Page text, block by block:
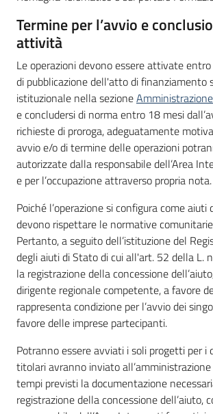
Termine per l’avvio e
attività
Le operazioni devono essere attivate
di pubblicazione dell'atto di finanziamento
istituzionale nella sezione
e concludersi di norma entro 18 mesi
richieste di proroga, adeguatamente
avvio e/o di termine delle operazioni
autorizzate dalla responsabile dell’Area
e per l’occupazione attraverso propria nota.
Poiché l’operazione si configura come aiuti
devono rispettare le normative
Pertanto, a seguito dell’istituzione del
degli aiuti di Stato di cui all'art. 52 della L.
la registrazione della concessione
dirigente regionale competente, a favore
rappresenta condizione per l’avvio dei
favore delle imprese partecipanti.
Potranno essere avviati i soli progetti per i
titolari avranno inviato
tempi previsti la documentazione
registrazione della concessione dell’aiuto,